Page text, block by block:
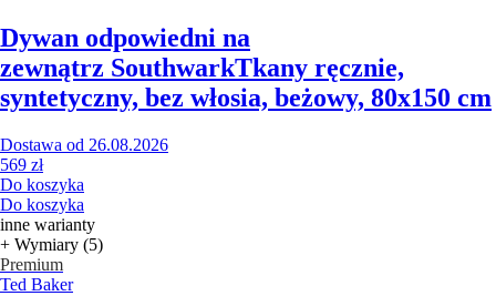
Dywan odpowiedni na
zewnątrz SouthwarkTkany ręcznie,
syntetyczny, bez włosia, beżowy, 80x150 cm
Dostawa od 26.08.2026
569 zł
Do koszyka
Do koszyka
inne warianty
+ Wymiary (5)
Premium
Ted Baker